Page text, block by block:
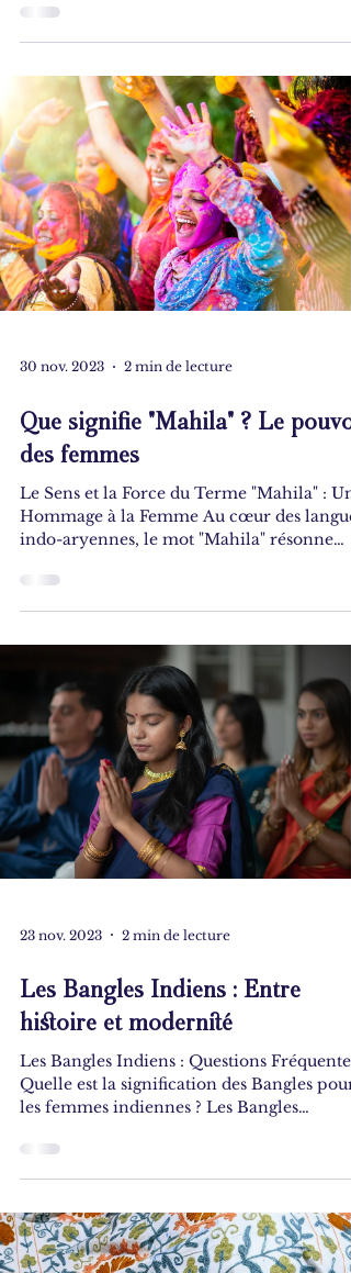
30 nov. 2023 2 min de lecture
Que signifie "Mahila" ? Le
des femmes
Le Sens et la Force du Terme "Mahila" : Un
Hommage à la Femme Au cœur des
indo-aryennes, le mot "Mahila" résonne
23 nov. 2023 2 min de lecture
Les Bangles Indiens : Entre
histoire et modernité
Les Bangles Indiens : Questions Fréquentes
Quelle est la signification des Bangles pour
les femmes indiennes ? Les Bangles